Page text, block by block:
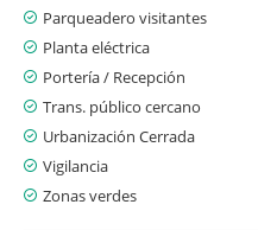
Parqueadero visitantes
Planta eléctrica
Portería / Recepción
Trans. público cercano
Urbanización Cerrada
Vigilancia
Zonas verdes